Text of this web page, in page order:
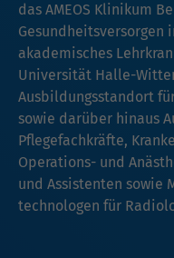
das AMEOS Klinikum
Gesundheitsversorgen
akademisches
Universität Halle-
Ausbildungsstandort
sowie darüber hinaus
Pflegefachkräfte,
Operations- und
und Assistenten sowie
technologen für